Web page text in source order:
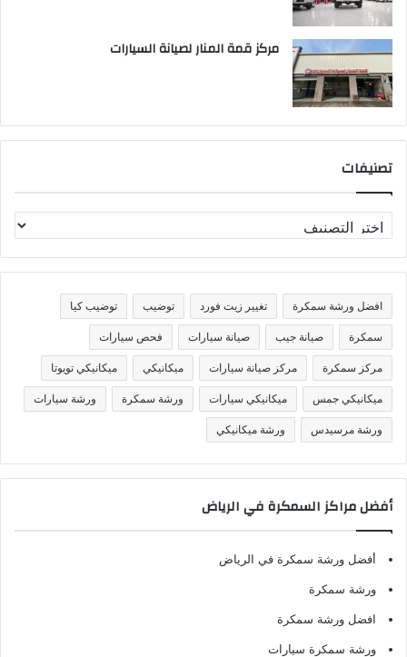
مركز قمة المنار لصيانة السيارات
تصنيفات
ص
ن
ف
ا
افضل ورشة سمكرة تغيير زيت فورد توضيب توضيب كيا
سمكرة صيانة جيب صيانة سيارات فحص سيارات
مركز سمكرة مركز صيانة سيارات ميكانيكي ميكانيكي تويوتا
ميكانيكي جمس ميكانيكي سيارات ورشة سمكرة ورشة سيارات
ورشة مرسيدس ورشة ميكانيكي
أفضل مراكز السمكرة في الرياض
أفضل ورشة سمكرة في الرياض
ورشة سمكرة
افضل ورشة سمكرة
ورشة سمكرة سيارات